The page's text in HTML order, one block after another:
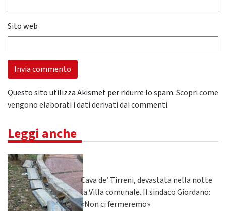
Sito web
Questo sito utilizza Akismet per ridurre lo spam.Scopri come
vengono elaborati i dati derivati dai commenti.
Leggi anche
Cava de’ Tirreni, devastata nella notte
la Villa comunale. Il sindaco Giordano:
«Non ci fermeremo»